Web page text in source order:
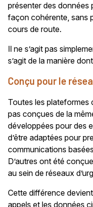
présenter des données
façon cohérente, sans
cours de route.
Il ne s’agit pas
s’agit de la manière
Conçu pour le
Toutes les plateformes
pas conçues de la
développées pour des
d’être adaptées pour
communications
D’autres ont été
au sein de réseaux
Cette différence
appels et les données